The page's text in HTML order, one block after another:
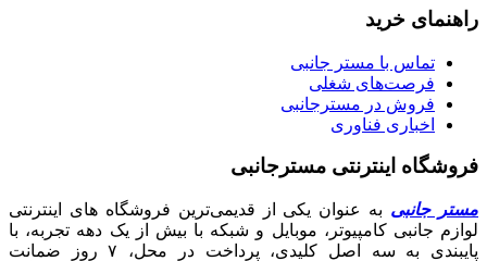
راهنمای خرید
تماس با مستر جانبی
فرصت‌های شغلی
فروش در مسترجانبی
اخباری فناوری
فروشگاه اینترنتی مسترجانبی
مستر جانبی به عنوان یکی از قدیمی‌ترین فروشگاه های اینترنتی
لوازم جانبی کامپیوتر، موبایل و شبکه با بیش از یک دهه تجربه، با
پایبندی به سه اصل کلیدی، پرداخت در محل، ۷ روز ضمانت